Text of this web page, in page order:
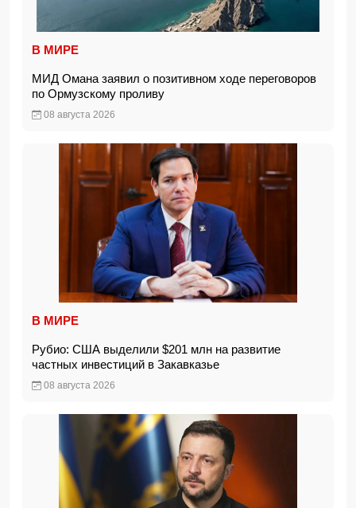
В МИРЕ
МИД Омана заявил о позитивном ходе переговоров
по Ормузскому проливу
08 августа 2026
В МИРЕ
Рубио: США выделили $201 млн на развитие
частных инвестиций в Закавказье
08 августа 2026